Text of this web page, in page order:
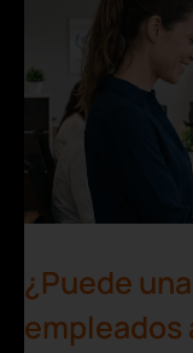
¿Puede
empleados